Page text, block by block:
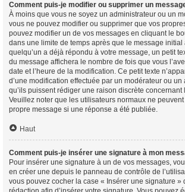
Comment puis-je modifier ou supprimer un
À moins que vous ne soyez un administrateur ou un
vous ne pouvez modifier ou supprimer que vos
pouvez modifier un de vos messages en cliquant le
dans une limite de temps après que le message initial
quelqu’un a déjà répondu à votre message, un petit
du message affichera le nombre de fois que vous
date et l’heure de la modification. Ce petit texte
d’une modification effectuée par un modérateur ou un
qu’ils puissent rédiger une raison discrète concernant
Veuillez noter que les utilisateurs normaux ne
propre message si une réponse a été publiée.
Haut
Comment puis-je insérer une signature à mon
Pour insérer une signature à un de vos messages,
en créer une depuis le panneau de contrôle de
vous pouvez cocher la case « Insérer une signature »